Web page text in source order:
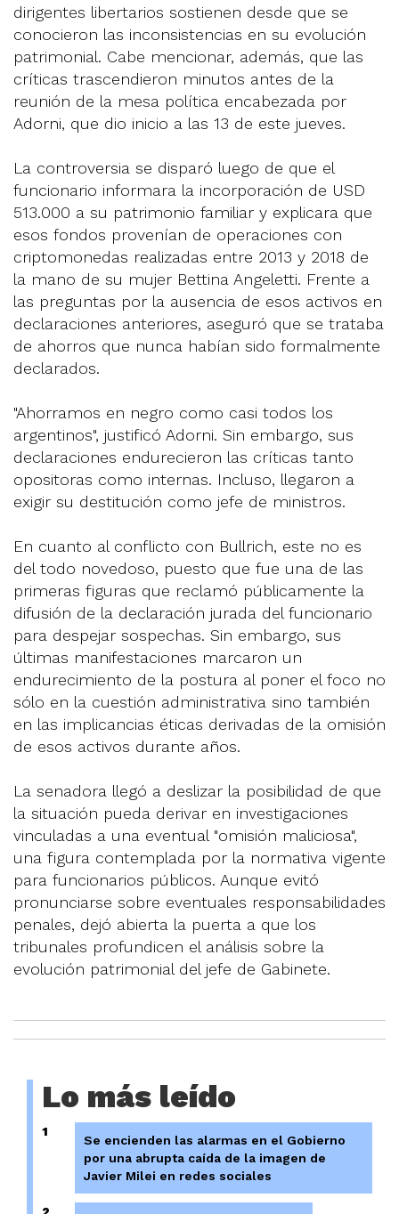
dirigentes libertarios sostienen desde que se
conocieron las inconsistencias en su evolución
patrimonial. Cabe mencionar, además, que las
críticas trascendieron minutos antes de la
reunión de la mesa política encabezada por
Adorni, que dio inicio a las 13 de este jueves.
La controversia se disparó luego de que el
funcionario informara la incorporación de USD
513.000 a su patrimonio familiar y explicara que
esos fondos provenían de operaciones con
criptomonedas realizadas entre 2013 y 2018 de
la mano de su mujer Bettina Angeletti. Frente a
las preguntas por la ausencia de esos activos en
declaraciones anteriores, aseguró que se trataba
de ahorros que nunca habían sido formalmente
declarados.
"Ahorramos en negro como casi todos los
argentinos", justificó Adorni. Sin embargo, sus
declaraciones endurecieron las críticas tanto
opositoras como internas. Incluso, llegaron a
exigir su destitución como jefe de ministros.
En cuanto al conflicto con Bullrich, este no es
del todo novedoso, puesto que fue una de las
primeras figuras que reclamó públicamente la
difusión de la declaración jurada del funcionario
para despejar sospechas. Sin embargo, sus
últimas manifestaciones marcaron un
endurecimiento de la postura al poner el foco no
sólo en la cuestión administrativa sino también
en las implicancias éticas derivadas de la omisión
de esos activos durante años.
La senadora llegó a deslizar la posibilidad de que
la situación pueda derivar en investigaciones
vinculadas a una eventual "omisión maliciosa",
una figura contemplada por la normativa vigente
para funcionarios públicos. Aunque evitó
pronunciarse sobre eventuales responsabilidades
penales, dejó abierta la puerta a que los
tribunales profundicen el análisis sobre la
evolución patrimonial del jefe de Gabinete.
Lo más leído
1
Se encienden las alarmas en el Gobierno
por una abrupta caída de la imagen de
Javier Milei en redes sociales
2